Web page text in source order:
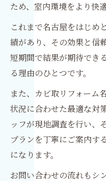
ため、室内環境をより快
これまで名古屋をはじめ
績があり、その効果と信
短期間で結果が期待でき
る理由のひとつです。
また、カビ取リフォーム
状況に合わせた最適な対
ッフが現地調査を行い、
プランを丁寧にご案内す
になります。
お問い合わせの流れもシ